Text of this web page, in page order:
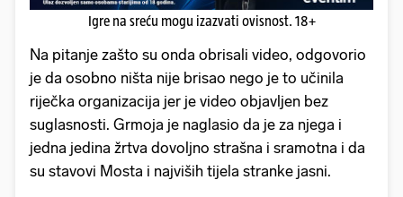
Igre na sreću mogu izazvati ovisnost. 18+
Na pitanje zašto su onda obrisali video, odgovorio
je da osobno ništa nije brisao nego je to učinila
riječka organizacija jer je video objavljen bez
suglasnosti. Grmoja je naglasio da je za njega i
jedna jedina žrtva dovoljno strašna i sramotna i da
su stavovi Mosta i najviših tijela stranke jasni.